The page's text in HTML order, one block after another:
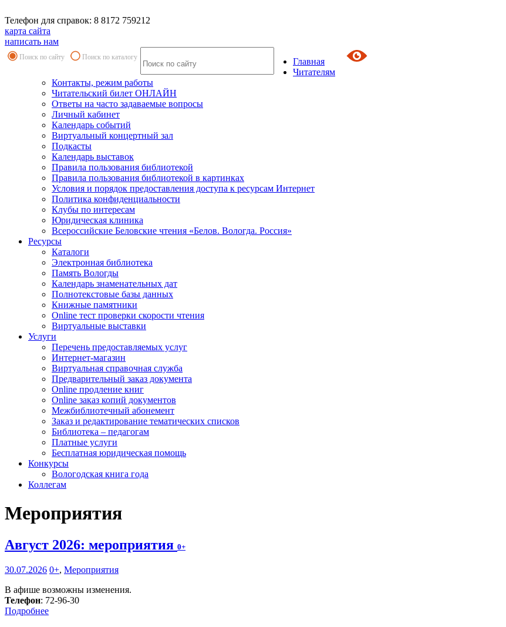
Телефон для справок: 8 8172 759212
карта сайта
написать нам
Поиск по сайту Поиск по каталогу
Главная
Читателям
Контакты, режим работы
Читательский билет ОНЛАЙН
Ответы на часто задаваемые вопросы
Личный кабинет
Календарь событий
Виртуальный концертный зал
Подкасты
Календарь выставок
Правила пользования библиотекой
Правила пользования библиотекой в картинках
Условия и порядок предоставления доступа к ресурсам Интернет
Политика конфиденциальности
Клубы по интересам
Юридическая клиника
Всероссийские Беловские чтения «Белов. Вологда. Россия»
Ресурсы
Каталоги
Электронная библиотека
Память Вологды
Календарь знаменательных дат
Полнотекстовые базы данных
Книжные памятники
Online тест проверки скорости чтения
Виртуальные выставки
Услуги
Перечень предоставляемых услуг
Интернет-магазин
Виртуальная справочная служба
Предварительный заказ документа
Online продление книг
Online заказ копий документов
Межбиблиотечный абонемент
Заказ и редактирование тематических списков
Библиотека – педагогам
Платные услуги
Бесплатная юридическая помощь
Конкурсы
Вологодская книга года
Коллегам
Мероприятия
Август 2026: мероприятия 0+
30.07.2026 0+, Мероприятия
В афише возможны изменения.
Телефон: 72-96-30
Подробнее